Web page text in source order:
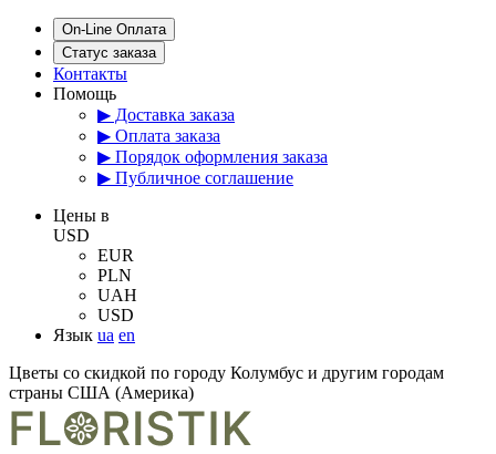
On-Line Оплата
Статус заказа
Контакты
Помощь
▶ Доставка заказа
▶ Оплата заказа
▶ Порядок оформления заказа
▶ Публичное соглашение
Цены в
USD
EUR
PLN
UAH
USD
Язык ua en
Цветы со скидкой по городу Колумбус и другим городам
страны США (Америка)